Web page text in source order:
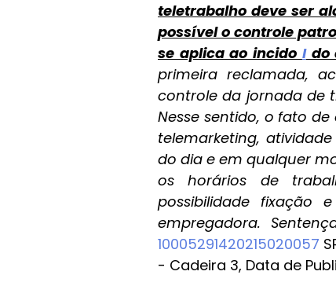
teletrabalho deve ser
possível o controle
se aplica ao incido I do
primeira reclamada,
controle da jornada de
Nesse sentido, o fato
telemarketing,
do dia e em qualquer
os horários de
possibilidade fixação
empregadora.
10005291420215020057
- Cadeira 3, Data de